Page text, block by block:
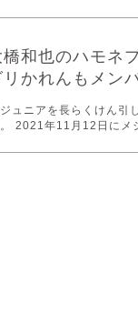
橋和也のハモネ
かれんもメン
ュニアを長らくけん引
。 2021年11月12日に